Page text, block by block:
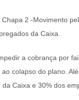
2 -Movimento
da Caixa.
a cobrança por
colapso do plano.
Caixa e 30% dos